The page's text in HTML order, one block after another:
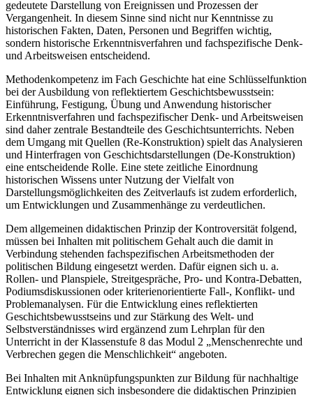
gedeutete Darstellung von Ereignissen und Prozessen der
Vergangenheit. In diesem Sinne sind nicht nur Kenntnisse zu
historischen Fakten, Daten, Personen und Begriffen wichtig,
sondern historische Erkenntnisverfahren und fachspezifische Denk-
und Arbeitsweisen entscheidend.
Methodenkompetenz im Fach Geschichte hat eine Schlüsselfunktion
bei der Ausbildung von reflektiertem Geschichtsbewusstsein:
Einführung, Festigung, Übung und Anwendung historischer
Erkenntnisverfahren und fachspezifischer Denk- und Arbeitsweisen
sind daher zentrale Bestandteile des Geschichtsunterrichts. Neben
dem Umgang mit Quellen (Re-Konstruktion) spielt das Analysieren
und Hinterfragen von Geschichtsdarstellungen (De-Konstruktion)
eine entscheidende Rolle. Eine stete zeitliche Einordnung
historischen Wissens unter Nutzung der Vielfalt von
Darstellungsmöglichkeiten des Zeitverlaufs ist zudem erforderlich,
um Entwicklungen und Zusammenhänge zu verdeutlichen.
Dem allgemeinen didaktischen Prinzip der Kontroversität folgend,
müssen bei Inhalten mit politischem Gehalt auch die damit in
Verbindung stehenden fachspezifischen Arbeitsmethoden der
politischen Bildung eingesetzt werden. Dafür eignen sich u. a.
Rollen- und Planspiele, Streitgespräche, Pro- und Kontra-Debatten,
Podiumsdiskussionen oder kriterienorientierte Fall-, Konflikt- und
Problemanalysen. Für die Entwicklung eines reflektierten
Geschichtsbewusstseins und zur Stärkung des Welt- und
Selbstverständnisses wird ergänzend zum Lehrplan für den
Unterricht in der Klassenstufe 8 das Modul 2 „Menschenrechte und
Verbrechen gegen die Menschlichkeit“ angeboten.
Bei Inhalten mit Anknüpfungspunkten zur Bildung für nachhaltige
Entwicklung eignen sich insbesondere die didaktischen Prinzipien